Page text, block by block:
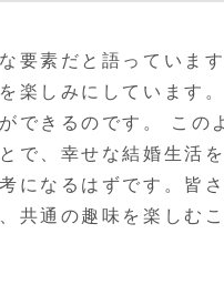
要素だと語っています
楽しみにしています
できるのです。 この
で、幸せな結婚生活
になるはずです。皆
共通の趣味を楽しむこ